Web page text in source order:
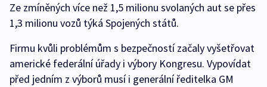
Ze zmíněných více než 1,5 milionu svolaných aut se přes
1,3 milionu vozů týká Spojených států.
Firmu kvůli problémům s bezpečností začaly vyšetřovat
americké federální úřady i výbory Kongresu. Vypovídat
před jedním z výborů musí i generální ředitelka GM